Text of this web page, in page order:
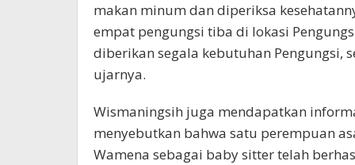
makan minum dan diperiksa
empat pengungsi tiba di lokasi
diberikan segala kebutuhan Pengungsi,
ujarnya.
Wismaningsih juga mendapatkan
menyebutkan bahwa satu perempuan
Wamena sebagai baby sitter telah